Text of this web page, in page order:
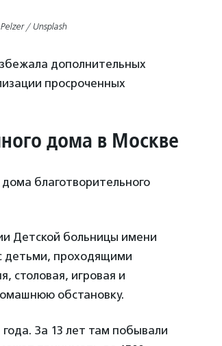
/ Unsplash
дополнительных
просроченных
дома в Москве
благотворительного
Детской больницы имени
детьми, проходящими
столовая, игровая и
обстановку.
За 13 лет там побывали